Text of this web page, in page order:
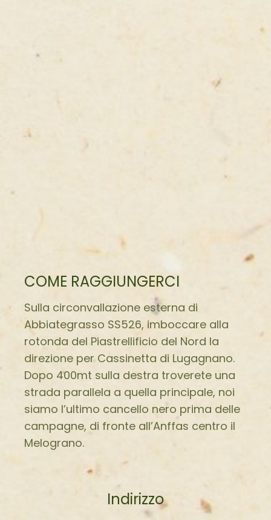
COME RAGGIUNGERCI
Sulla circonvallazione esterna di
Abbiategrasso SS526, imboccare alla
rotonda del Piastrellificio del Nord la
direzione per Cassinetta di Lugagnano.
Dopo 400mt sulla destra troverete una
strada parallela a quella principale, noi
siamo l’ultimo cancello nero prima delle
campagne, di fronte all’Anffas centro il
Melograno.
Indirizzo